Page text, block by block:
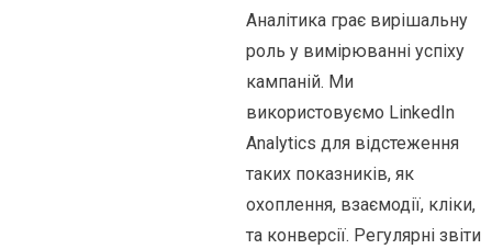
Аналітика грає вирішальну
роль у вимірюванні успіху
кампаній. Ми
використовуємо LinkedIn
Analytics для відстеження
таких показників, як
охоплення, взаємодії, кліки,
та конверсії. Регулярні звіти